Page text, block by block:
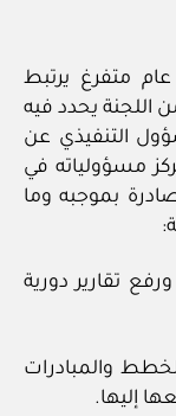
متفرغ يرتبط
اللجنة يحدد فيه
التنفيذي عن
مسؤولياته في
بموجبه وما
تقارير دورية
والمبادرات
إليها.